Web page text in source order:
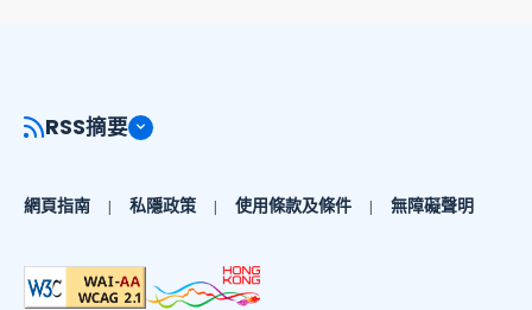
RSS摘要
網頁指南 私隱政策 使用條款及條件 無障礙聲明